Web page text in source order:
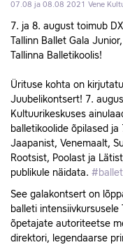
07.08 ja 08.08 2021 Vene
7. ja 8. august toimub
Tallinn Ballet Gala
Tallinna Balletikoolis!
Ürituse kohta on
Juubelikontsert! 7.
Kultuurikeskuses
balletikoolide õpilased
Jaapanist, Venemaalt,
Rootsist, Poolast ja
publikule näidata.
See galakontsert on
balleti intensiivkursusele
õpetajate autoriteetse
direktori, legendaarse